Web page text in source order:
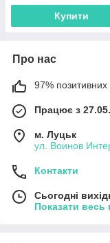
Купити
Про нас
97% позитивних
Працює з
м. Луцьк
ул. Воинов
Контакти
Сьогодні
Показати весь